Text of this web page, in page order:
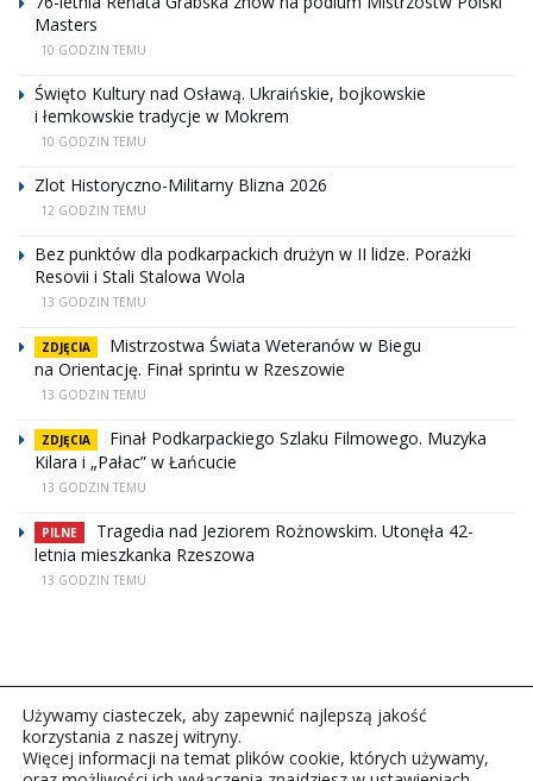
Masters
10 GODZIN TEMU
Święto Kultury nad Osławą. Ukraińskie, bojkowskie
i łemkowskie tradycje w Mokrem
10 GODZIN TEMU
Zlot Historyczno-Militarny Blizna 2026
12 GODZIN TEMU
Bez punktów dla podkarpackich drużyn w II lidze. Porażki
Resovii i Stali Stalowa Wola
13 GODZIN TEMU
ZDJĘCIA
Mistrzostwa Świata Weteranów w Biegu
na Orientację. Finał sprintu w Rzeszowie
13 GODZIN TEMU
ZDJĘCIA
Finał Podkarpackiego Szlaku Filmowego. Muzyka
Kilara i „Pałac” w Łańcucie
13 GODZIN TEMU
PILNE
Tragedia nad Jeziorem Rożnowskim. Utonęła 42-
letnia mieszkanka Rzeszowa
13 GODZIN TEMU
Używamy ciasteczek, aby zapewnić najlepszą jakość
korzystania z naszej witryny.
Więcej informacji na temat plików cookie, których używamy,